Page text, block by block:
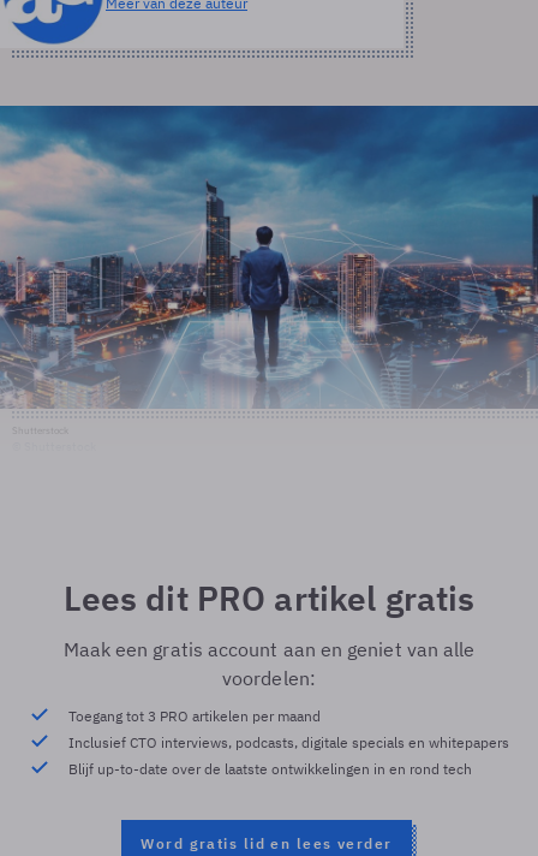
Lees dit PRO artikel gratis
Maak een gratis account aan en geniet van alle
voordelen:
Toegang tot 3 PRO artikelen per maand
Inclusief CTO interviews, podcasts, digitale specials en whitepapers
Blijf up-to-date over de laatste ontwikkelingen in en rond tech
Word gratis lid en lees verder